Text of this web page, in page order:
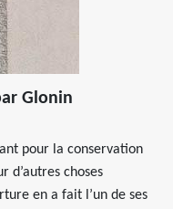
Glonin
pour la conservation
d’autres choses
en a fait l’un de ses